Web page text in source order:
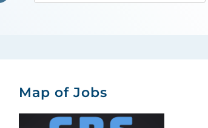
Map of Jobs